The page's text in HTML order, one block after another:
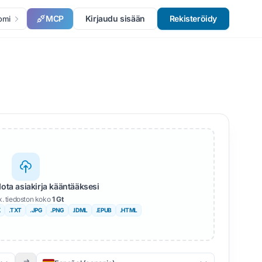
MCP Kirjaudu sisään Rekisteröidy
asiakirja kääntääksesi
tiedoston koko1 Gt
.TXT .JPG .PNG .IDML .EPUB .HTML